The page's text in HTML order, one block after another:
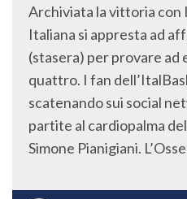
Archiviata la vittoria con
Italiana si appresta ad
(stasera) per provare
quattro. I fan
scatenando sui social
partite al cardiopalma
Simone Pianigiani.